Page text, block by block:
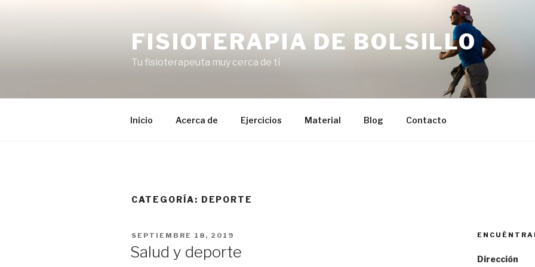
FISIOTERAPIA DE BOLSILLO
Tu fisioterapeuta muy cerca de tí
Inicio Acerca de Ejercicios Material Blog Contacto
CATEGORÍA: DEPORTE
PUBLICADO
SEPTIEMBRE 18, 2019
Salud y deporte
Dirección